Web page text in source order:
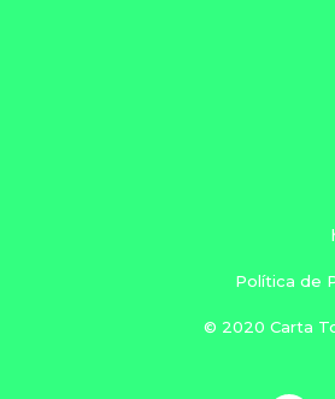
Política de
© 2020 Carta